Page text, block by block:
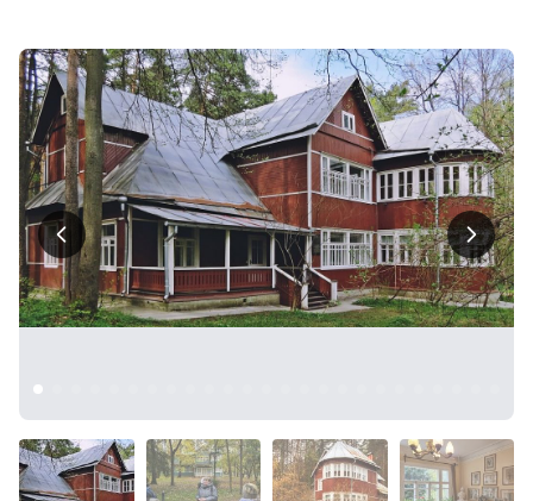
Расписание
Экскурсии
О нас
Контакты
8 (968) 778-33-22